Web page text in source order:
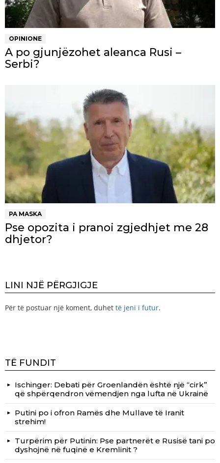
OPINIONE
A po gjunjëzohet aleanca Rusi –
Serbi?
PA MASKA
Pse opozita i pranoi zgjedhjet me 28
dhjetor?
LINI NJË PËRGJIGJE
Për të postuar një koment, duhet të jeni i futur.
TË FUNDIT
Ischinger: Debati për Groenlandën është një “cirk”
që shpërqendron vëmendjen nga lufta në Ukrainë
Putini po i ofron Ramës dhe Mullave të Iranit
strehim!
Turpërim për Putinin: Pse partnerët e Rusisë tani po
dyshojnë në fuqinë e Kremlinit ?